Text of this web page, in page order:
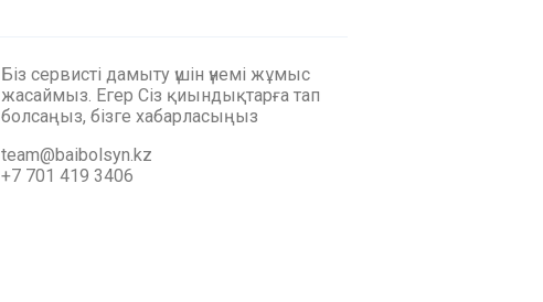
Біз сервисті дамыту үшін үнемі жұмыс
жасаймыз. Егер Сіз қиындықтарға тап
болсаңыз, бізге хабарласыңыз
team@baibolsyn.kz
+7 701 419 3406